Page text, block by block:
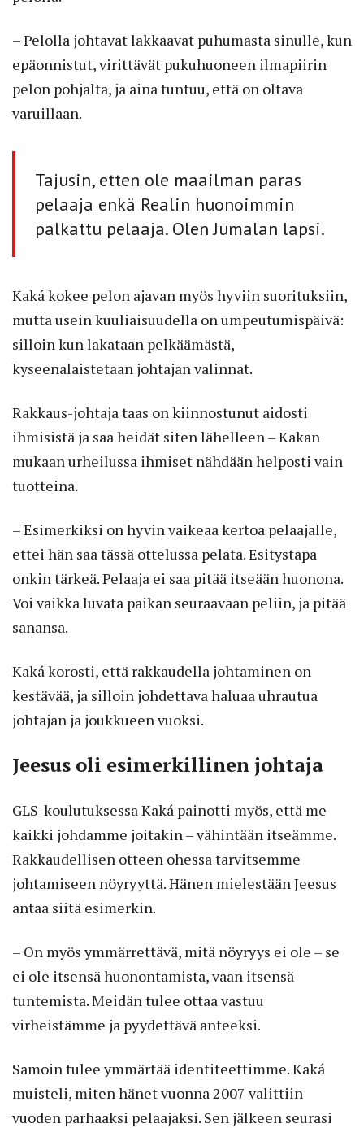
– Pelolla johtavat lakkaavat puhumasta sinulle, kun
epäonnistut, virittävät pukuhuoneen ilmapiirin
pelon pohjalta, ja aina tuntuu, että on oltava
varuillaan.
Tajusin, etten ole maailman paras
pelaaja enkä Realin huonoimmin
palkattu pelaaja. Olen Jumalan lapsi.
Kaká kokee pelon ajavan myös hyviin suorituksiin,
mutta usein kuuliaisuudella on umpeutumispäivä:
silloin kun lakataan pelkäämästä,
kyseenalaistetaan johtajan valinnat.
Rakkaus-johtaja taas on kiinnostunut aidosti
ihmisistä ja saa heidät siten lähelleen – Kakan
mukaan urheilussa ihmiset nähdään helposti vain
tuotteina.
– Esimerkiksi on hyvin vaikeaa kertoa pelaajalle,
ettei hän saa tässä ottelussa pelata. Esitystapa
onkin tärkeä. Pelaaja ei saa pitää itseään huonona.
Voi vaikka luvata paikan seuraavaan peliin, ja pitää
sanansa.
Kaká korosti, että rakkaudella johtaminen on
kestävää, ja silloin johdettava haluaa uhrautua
johtajan ja joukkueen vuoksi.
Jeesus oli esimerkillinen johtaja
GLS-koulutuksessa Kaká painotti myös, että me
kaikki johdamme joitakin – vähintään itseämme.
Rakkaudellisen otteen ohessa tarvitsemme
johtamiseen nöyryyttä. Hänen mielestään Jeesus
antaa siitä esimerkin.
– On myös ymmärrettävä, mitä nöyryys ei ole – se
ei ole itsensä huonontamista, vaan itsensä
tuntemista. Meidän tulee ottaa vastuu
virheistämme ja pyydettävä anteeksi.
Samoin tulee ymmärtää identiteettimme. Kaká
muisteli, miten hänet vuonna 2007 valittiin
vuoden parhaaksi pelaajaksi. Sen jälkeen seurasi